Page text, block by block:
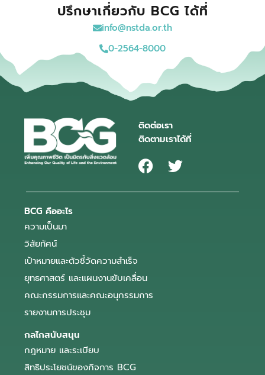
ปรึกษาเกี่ยวกับ BCG ได้ที่
info@nstda.or.th
0-2564-8000
ติดต่อเรา
ติดตามเราได้ที่
BCG คืออะไร
ความเป็นมา
วิสัยทัศน์
เป้าหมายและตัวชี้วัดความสำเร็จ
ยุทธศาสตร์ และแผนงานขับเคลื่อน
คณะกรรมการและคณะอนุกรรมการ
รายงานการประชุม
กลไกสนับสนุน
กฎหมาย และระเบียบ
สิทธิประโยชน์ของกิจการ BCG